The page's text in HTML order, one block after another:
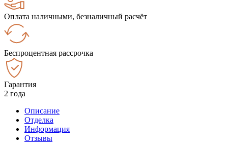
Оплата наличными, безналичный расчёт
Беспроцентная рассрочка
Гарантия
2 года
Описание
Отделка
Информация
Отзывы